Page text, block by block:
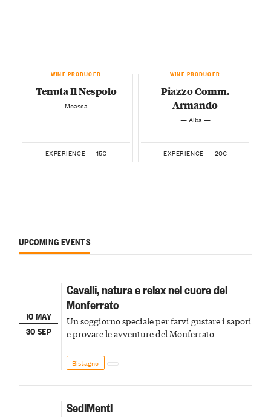
WINE PRODUCER
Tenuta Il Nespolo
— Moasca —
EXPERIENCE — 15€
WINE PRODUCER
Piazzo Comm.
Armando
— Alba —
EXPERIENCE — 20€
UPCOMING EVENTS
10 MAY
30 SEP
Cavalli, natura e relax nel cuore del
Monferrato
Un soggiorno speciale per farvi gustare i sapori
e provare le avventure del Monferrato
Bistagno
SediMenti